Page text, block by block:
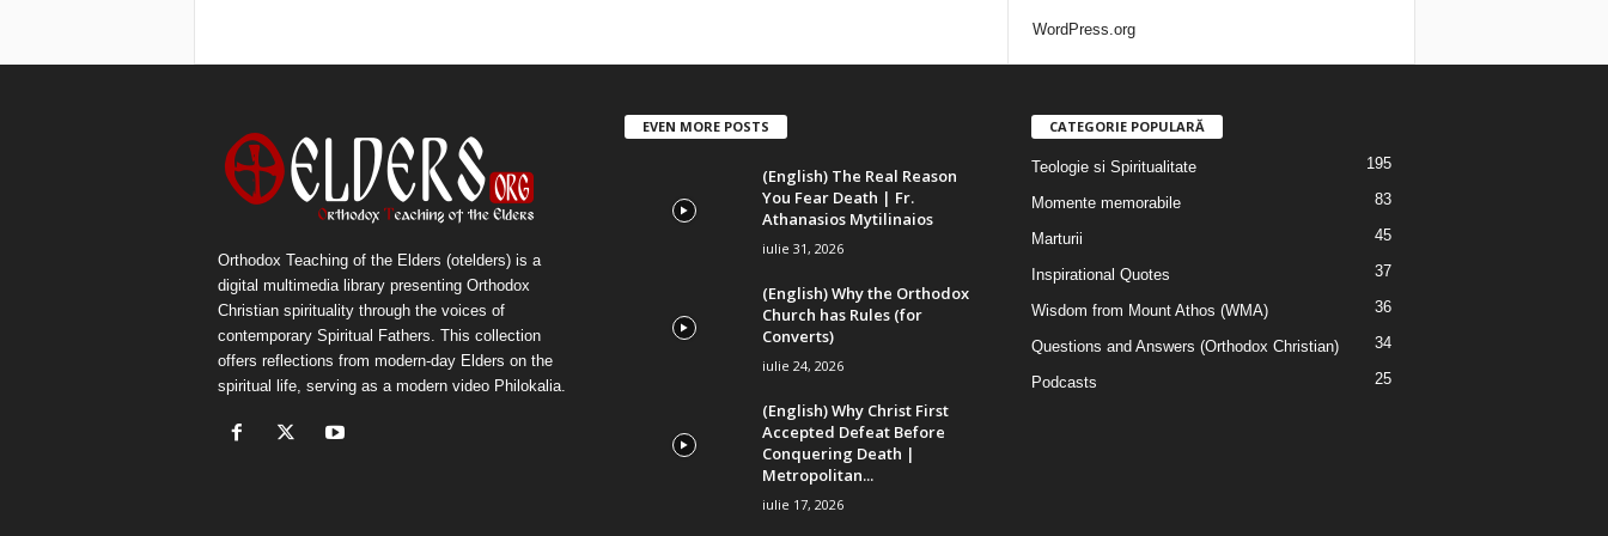
WordPress.org
Orthodox Teaching of the Elders (otelders) is a
digital multimedia library presenting Orthodox
Christian spirituality through the voices of
contemporary Spiritual Fathers. This collection
offers reflections from modern-day Elders on the
spiritual life, serving as a modern video Philokalia.
EVEN MORE POSTS
(English) The Real Reason
You Fear Death | Fr.
Athanasios Mytilinaios
iulie 31, 2026
(English) Why the Orthodox
Church has Rules (for
Converts)
iulie 24, 2026
(English) Why Christ First
Accepted Defeat Before
Conquering Death |
Metropolitan...
iulie 17, 2026
CATEGORIE POPULARĂ
Teologie si Spiritualitate 195
Momente memorabile 83
Marturii 45
Inspirational Quotes 37
Wisdom from Mount Athos (WMA) 36
Questions and Answers (Orthodox Christian) 34
Podcasts 25